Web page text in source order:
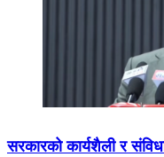
सरकारको कार्यशैली र